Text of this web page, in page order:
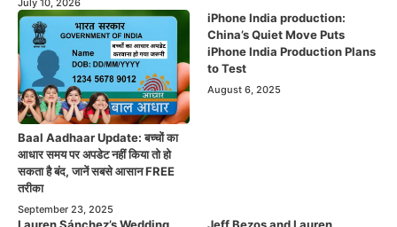
Baal Aadhaar Update: बच्चों का
आधार समय पर अपडेट नहीं किया तो हो
सकता है बंद, जानें सबसे आसान FREE
तरीका
September 23, 2025
iPhone India production:
China’s Quiet Move Puts
iPhone India Production Plans
to Test
August 6, 2025